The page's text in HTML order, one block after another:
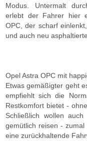
Modus. Untermalt
erlebt der Fahrer hier
OPC, der scharf
und auch neu
Opel Astra OPC mit
Etwas gemäßigter geht
empfiehlt sich die
Restkomfort bietet -
Schließlich wollen
gemütlich reisen -
eine zurückhaltende